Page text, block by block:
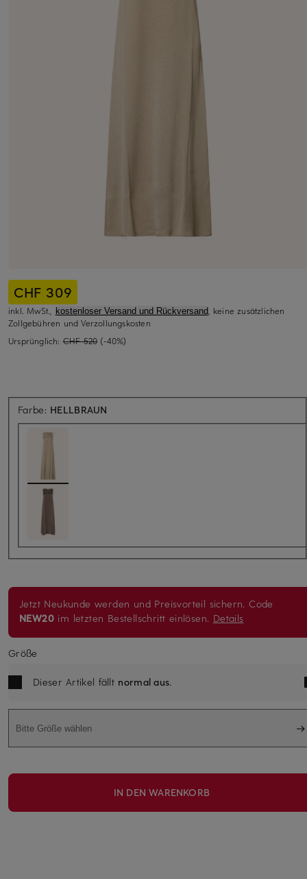
CHF 309
inkl. MwSt., kostenloser Versand und Rückversand, keine zusätzlichen
Zollgebühren und Verzollungskosten
Ursprünglich: CHF 520 (-40%)
Farbe: HELLBRAUN
Jetzt Neukunde werden und Preisvorteil sichern. Code
NEW20 im letzten Bestellschritt einlösen. Details
Größe
Dieser Artikel fällt normal aus.
Bitte Größe wählen
IN DEN WARENKORB